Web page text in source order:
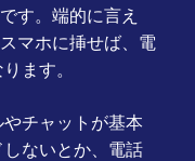
す。端的に言え
マホに挿せば、電
ます。
チャットが基本
ないとか、電話